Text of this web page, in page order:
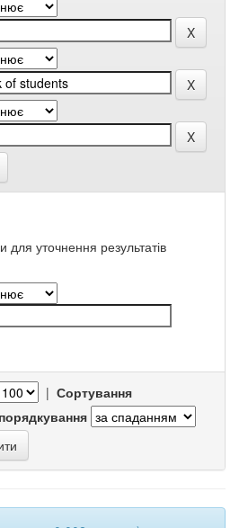
для уточнення результатів
| Сортування